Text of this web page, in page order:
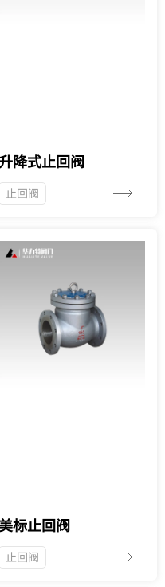
降式止回阀
止回阀
美标止回阀
止回阀